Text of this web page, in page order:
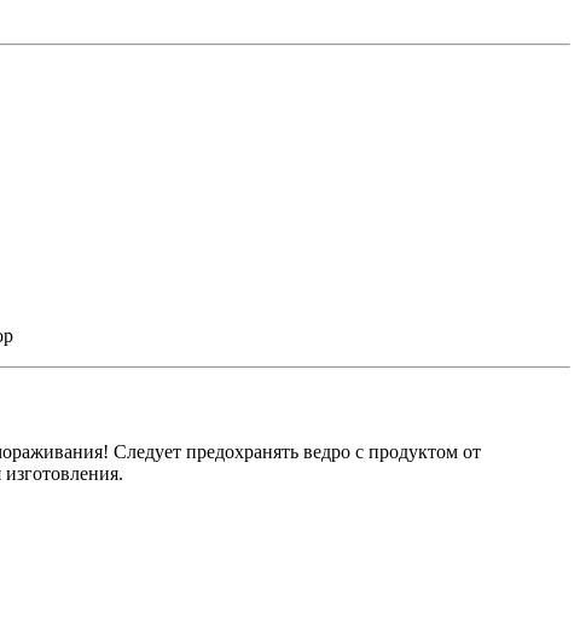
Следует предохранять ведро с продуктом от